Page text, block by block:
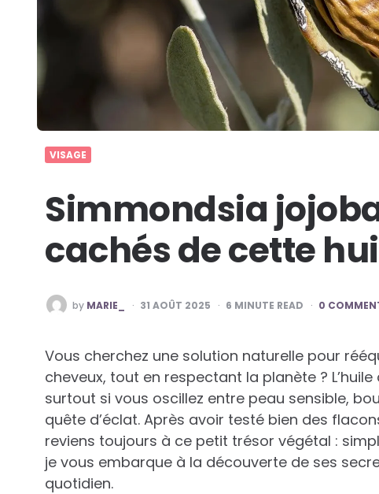
VISAGE
Simmondsia
cachés de cette
POSTED
BY
by MARIE_ 31 AOÛT 2025 6 MINUTE READ 0
Vous cherchez une solution naturelle pour
cheveux, tout en respectant la planète ?
surtout si vous oscillez entre peau sensible,
quête d’éclat. Après avoir testé bien des
reviens toujours à ce petit trésor végétal :
je vous embarque à la découverte de ses
quotidien.